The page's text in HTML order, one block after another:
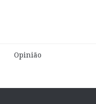
Opinião